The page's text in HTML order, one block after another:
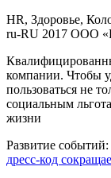
HR, Здоровье,
ru-RU 2017 ООО
компании. Чтобы
пользоваться не
социальным
жизни
Развитие событий:
дресс-код